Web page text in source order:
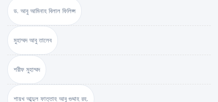
ড. আবু আমিনাহ বিলাল ফিলিপ্স
মুহাম্মদ আবু তালেব
শরীফ মুহাম্মদ
শায়খ আব্দুল ফাত্তাহ আবু গুদ্দাহ রহ.